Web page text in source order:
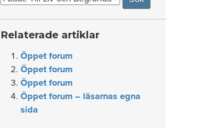
Relaterade artiklar
Öppet forum
Öppet forum
Öppet forum
Öppet forum – läsarnas egna
sida